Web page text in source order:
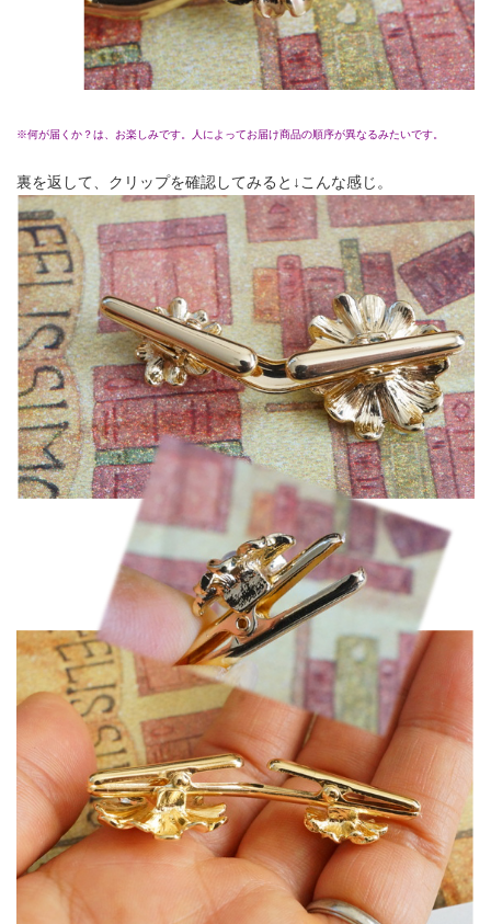
※何が届くか？は、お楽しみです。人によってお届け商品の順序が異なるみたいです。
裏を返して、クリップを確認してみると↓こんな感じ。